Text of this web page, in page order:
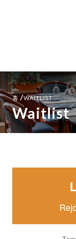
홈 /WAITLIST
Waitlist